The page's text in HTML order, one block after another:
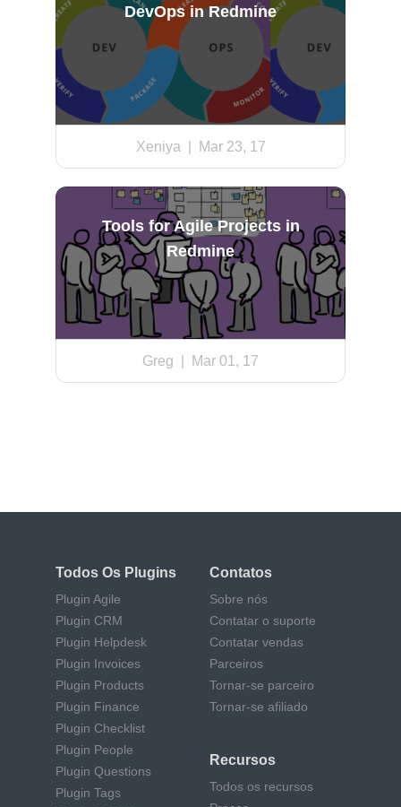
DevOps in Redmine
Xeniya | Mar 23, 17
Tools for Agile Projects in
Redmine
Greg | Mar 01, 17
Todos Os Plugins
Plugin Agile
Plugin CRM
Plugin Helpdesk
Plugin Invoices
Plugin Products
Plugin Finance
Plugin Checklist
Plugin People
Plugin Questions
Plugin Tags
Contatos
Sobre nós
Contatar o suporte
Contatar vendas
Parceiros
Tornar-se parceiro
Tornar-se afiliado
Recursos
Todos os recursos